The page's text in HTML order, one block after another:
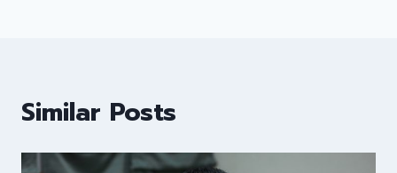
Similar Posts